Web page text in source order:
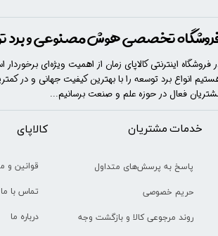
★★★★
خدمات مشتریان
پاسخ به پرسش‌های متداول
حریم خصوصی
روند مرجوعی کالا و بازگشت وجه
​​کالاپای
قوانین و
تماس با ما
درباره ما
تخصصی هوش مصنوعی و برد
فروشگاه اینترنتی کالاپای زمان از اهمیت ویژه‌ای
انواع برد توسعه را با​​​ بهترین کیفیت جهانی و در
فعال در حوزه علم و صنعت برسانیم...